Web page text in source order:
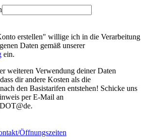
erstellen" willige ich in die Verarbeitung
Daten gemäß unserer
ein.
weiteren Verwendung deiner Daten
dir andere Kosten als die
den Basistarifen entstehen! Schicke uns
per E-Mail an
.
Öffnungszeiten